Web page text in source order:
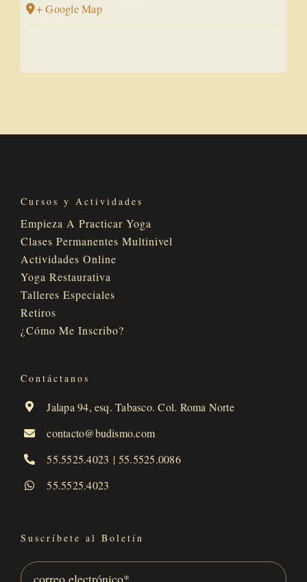
+ Google Map
Cursos y Actividades
Empieza A Practicar Yoga
Clases Permanentes Multinivel
Actividades Online
Yoga Restaurativa
Talleres Especiales
Retiros
¿Cómo Me Inscribo?
Contáctanos
Jalapa 94, esq. Tabasco. Col. Roma Norte
contacto@budismo.com
55.5525.4023 | 55.5525.0086
55.5525.4023
Suscríbete al Boletín